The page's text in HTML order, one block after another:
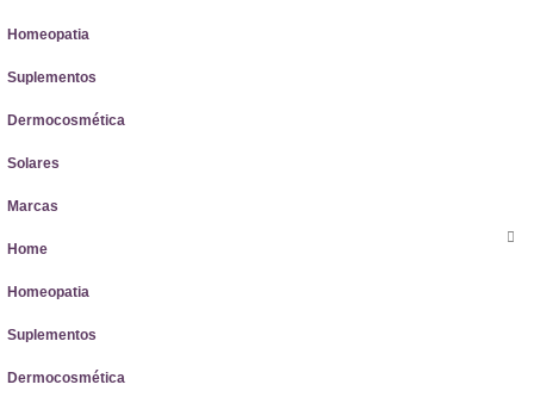
Homeopatia
Suplementos
Dermocosmética
Solares
Marcas
Home
Homeopatia
Suplementos
Dermocosmética